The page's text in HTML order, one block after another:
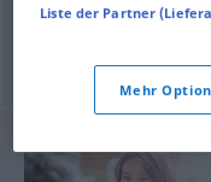
riechen,winden
© OpenThesaurus.de
Liste der Partner
Mehr